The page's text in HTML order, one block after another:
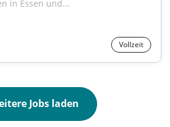
in Essen und...
Vollzeit
Jobs laden